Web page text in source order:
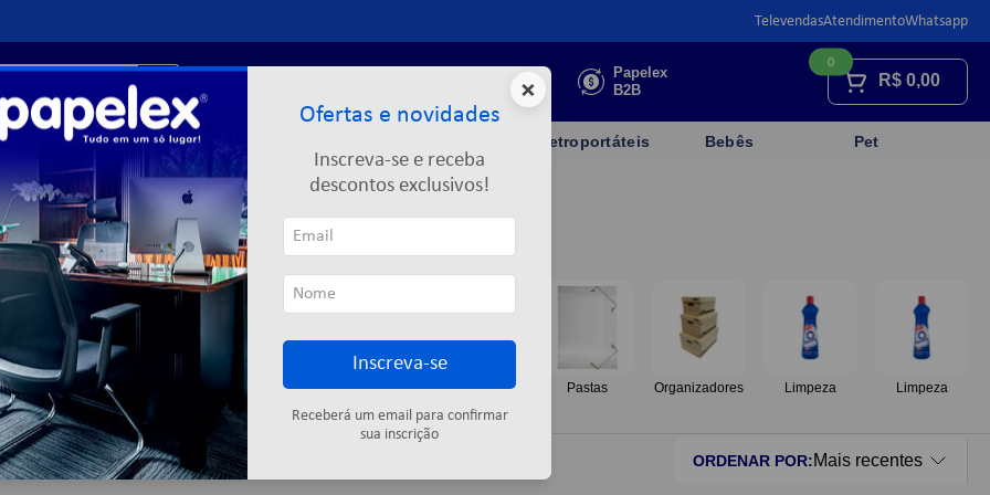
TelevendasAtendimentoWhatsapp
Faça sua
cotação
Papelex
B2B
R$ 0,00
0
Limpeza Informática Eletroportáteis Bebês Pet
Fitas adesivas Descartáveis Colas Elásticos Pastas Organizadores Limpeza Limpeza
11produtos ORDENAR POR Mais recentes
×
Ofertas e novidades
Inscreva-se e receba
descontos exclusivos!
Inscreva-se
Receberá um email para confirmar
sua inscrição